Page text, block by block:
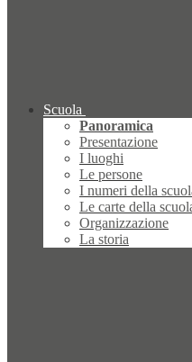
Scuola
Panoramica
Presentazione
I luoghi
Le persone
I numeri della
Le carte della
Organizzazione
La storia